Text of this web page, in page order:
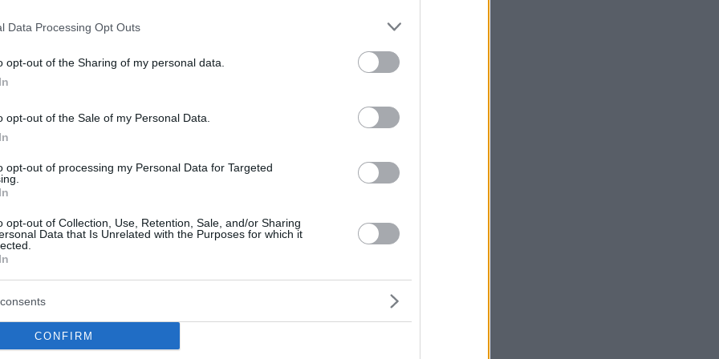
Data Processing Opt Outs
opt-out of the Sharing of my personal data.
opt-out of the Sale of my Personal Data.
opt-out of processing my Personal Data for Targeted
opt-out of Collection, Use, Retention, Sale, and/or Sharing
Data that Is Unrelated with the Purposes for which it
CONFIRM
Ιμάμογλου, αγωνιώδεις
για στήριξη της λίρας
έως και 11%, προκαλώντας την παρέμβαση
η απόδοση του τουρκικού 10ετούς
10
απώλειες στο τουρκικό
και τη λίρα μετά τη
Ιμάμογλου – Αναστολή
1